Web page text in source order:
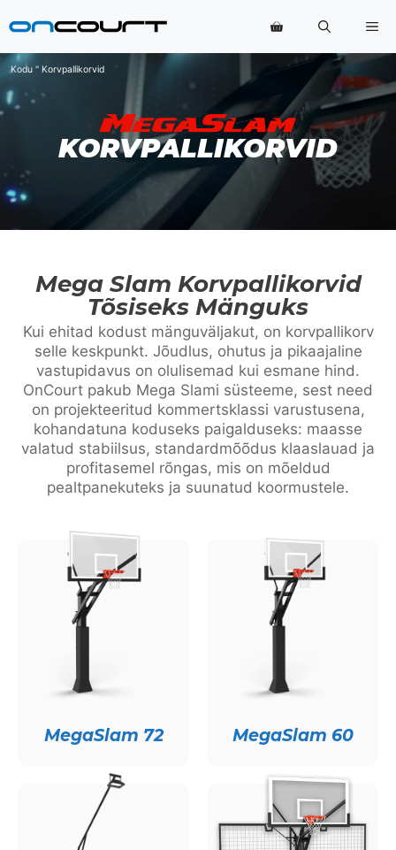
to
Kodu " Korvpallikorvid
KORVPALLIKORVID
Mega Slam Korvpallikorvid
Tõsiseks Mänguks
Kui ehitad kodust mänguväljakut, on korvpallikorv
selle keskpunkt. Jõudlus, ohutus ja pikaajaline
vastupidavus on olulisemad kui esmane hind.
OnCourt pakub Mega Slami süsteeme, sest need
on projekteeritud kommertsklassi varustusena,
kohandatuna koduseks paigalduseks: maasse
valatud stabiilsus, standardmõõdus klaaslauad ja
profitasemel rõngas, mis on mõeldud
pealtpanekuteks ja suunatud koormustele.
MegaSlam 72 MegaSlam 60